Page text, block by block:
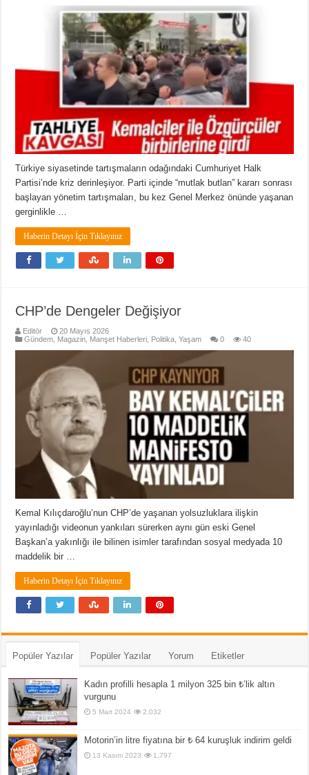
Türkiye siyasetinde tartışmaların odağındaki Cumhuriyet Halk
Partisi’nde kriz derinleşiyor. Parti içinde “mutlak butlan” kararı sonrası
başlayan yönetim tartışmaları, bu kez Genel Merkez önünde yaşanan
gerginlikle …
Haberin Detayı İçin Tıklayınız
CHP’de Dengeler Değişiyor
Editör
20 Mayıs 2026
Gündem Magazin Manşet Haberleri Politika ,Yaşam 0 40
Kemal Kılıçdaroğlu’nun CHP’de yaşanan yolsuzluklara ilişkin
yayınladığı videonun yankıları sürerken aynı gün eski Genel
Başkan’a yakınlığı ile bilinen isimler tarafından sosyal medyada 10
maddelik bir …
Haberin Detayı İçin Tıklayınız
Popüler Yazılar Popüler Yazılar Yorum Etiketler
Kadın profilli hesapla 1 milyon 325 bin ₺’lik altın
vurgunu
5 Mart 2024 2,032
Motorin’in litre fiyatına bir ₺ 64 kuruşluk indirim geldi
13 Kasım 2023 1,797